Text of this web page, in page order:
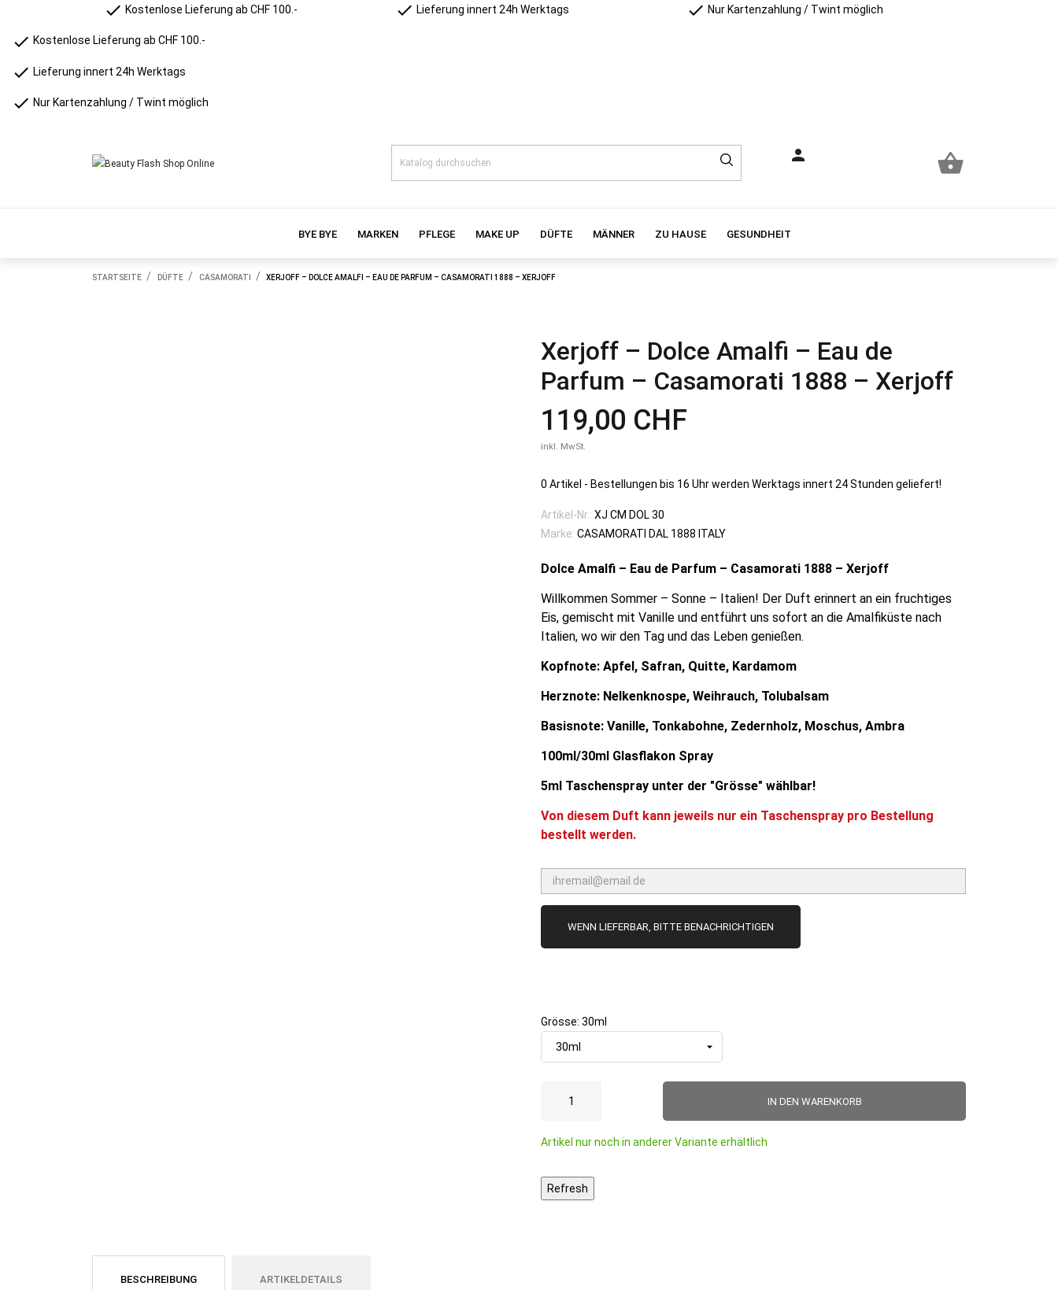
check Kostenlose Lieferung ab CHF 100.- check Lieferung innert 24h Werktags check Nur Kartenzahlung / Twint möglich
check Kostenlose Lieferung ab CHF 100.-
check Lieferung innert 24h Werktags
check Nur Kartenzahlung / Twint möglich

person
BYE BYE MARKEN PFLEGE MAKE UP DÜFTE MÄNNER ZU HAUSE GESUNDHEIT
STARTSEITE DÜFTE CASAMORATI XERJOFF – DOLCE AMALFI – EAU DE PARFUM – CASAMORATI 1888 – XERJOFF
Xerjoff – Dolce Amalfi – Eau de
Parfum – Casamorati 1888 – Xerjoff
119,00 CHF
inkl. MwSt.
0 Artikel - Bestellungen bis 16 Uhr werden Werktags innert 24 Stunden geliefert!
Artikel-Nr.: XJ CM DOL 30
Marke: CASAMORATI DAL 1888 ITALY
Dolce Amalfi – Eau de Parfum – Casamorati 1888 – Xerjoff
Willkommen Sommer – Sonne – Italien! Der Duft erinnert an ein fruchtiges
Eis, gemischt mit Vanille und entführt uns sofort an die Amalfiküste nach
Italien, wo wir den Tag und das Leben genießen.
Kopfnote: Apfel, Safran, Quitte, Kardamom
Herznote: Nelkenknospe, Weihrauch, Tolubalsam
Basisnote: Vanille, Tonkabohne, Zedernholz, Moschus, Ambra
100ml/30ml Glasflakon Spray
5ml Taschenspray unter der "Grösse" wählbar!
Von diesem Duft kann jeweils nur ein Taschenspray pro Bestellung
bestellt werden.
WENN LIEFERBAR, BITTE BENACHRICHTIGEN
Grösse: 30ml
IN DEN WARENKORB
Artikel nur noch in anderer Variante erhältlich
BESCHREIBUNG ARTIKELDETAILS